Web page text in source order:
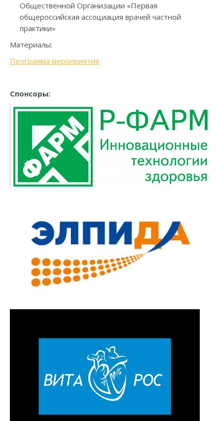
Общественной Организации «Первая
общероссийская ассоциация врачей частной
практики»
Материалы:
Программа мероприятия
Спонсоры: